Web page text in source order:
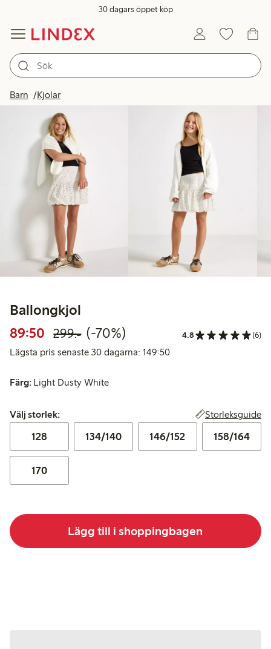
30 dagars öppet köp
Barn Kjolar
Ballongkjol
89:50 Rabatterat pris: 89,50 kr
299:-Ordinarie pris: 299,00 kr
70% rabatt
(-70%) 4.8 (6)
Lägsta pris senaste 30 dagarna: 149:50Lägsta pris senaste 30
Färg: Light Dusty White
Välj storlek:
Välj storlek: Storleksguide
128 134/140 146/152 158/164
170
Lägg till i shoppingbagen